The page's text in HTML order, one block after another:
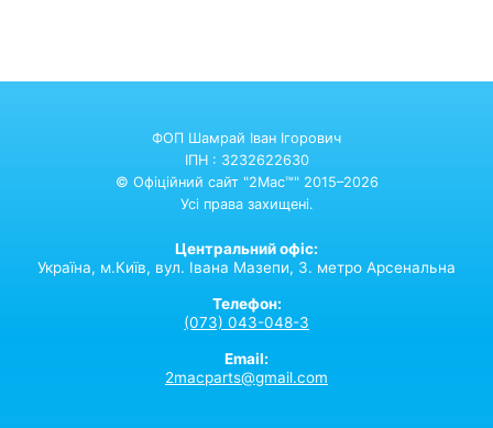
ФОП Шамрай Іван Ігорович
ІПН : 3232622630
© Офіційний сайт "2Mac™" 2015–2026
Усі права захищені.
Центральний офіс:
Україна, м.Київ, вул. Івана Мазепи, 3. метро Арсенальна
Телефон:
(073) 043-048-3
Email:
2macparts@gmail.com